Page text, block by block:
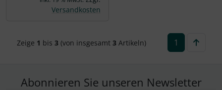
Versandkosten
Zeige 1 bis 3(von insgesamt 3Artikeln) 1
Abonnieren Sie unseren Newsletter